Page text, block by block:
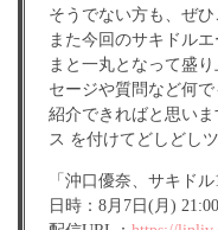
そうでない方も、ぜひ
また今回のサキドル
まと一丸となって盛
セージや質問など何
紹介できればと思い
ス を付けてどしどし
「沖口優奈、サキドル
日時：8月7日(月)